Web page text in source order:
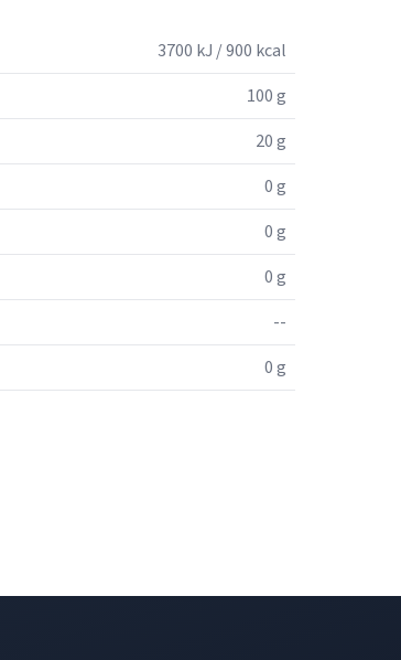
3700 kJ / 900 kcal
100 g
20 g
0 g
0 g
0 g
--
0 g